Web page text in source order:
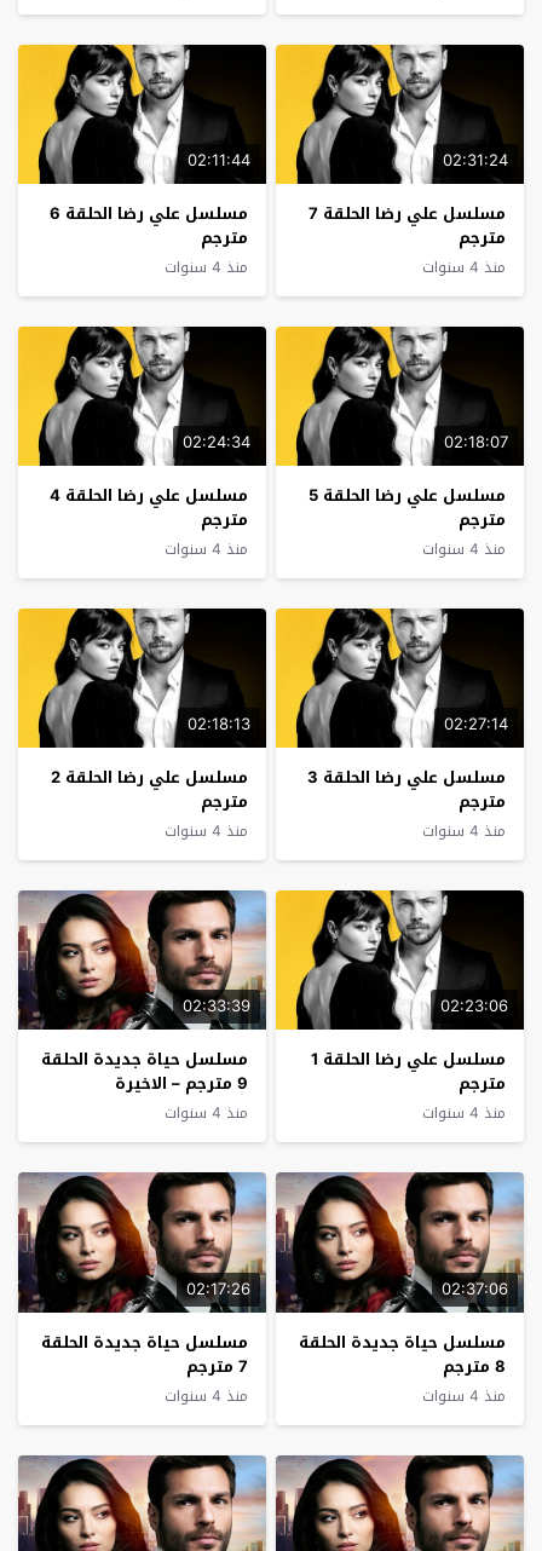
02:31:24
مسلسل علي رضا الحلقة 7
مترجم
منذ 4 سنوات
02:11:44
مسلسل علي رضا الحلقة 6
مترجم
منذ 4 سنوات
02:18:07
مسلسل علي رضا الحلقة 5
مترجم
منذ 4 سنوات
02:24:34
مسلسل علي رضا الحلقة 4
مترجم
منذ 4 سنوات
02:27:14
مسلسل علي رضا الحلقة 3
مترجم
منذ 4 سنوات
02:18:13
مسلسل علي رضا الحلقة 2
مترجم
منذ 4 سنوات
02:23:06
مسلسل علي رضا الحلقة 1
مترجم
منذ 4 سنوات
02:33:39
مسلسل حياة جديدة الحلقة
9 مترجم – الاخيرة
منذ 4 سنوات
02:37:06
مسلسل حياة جديدة الحلقة
8 مترجم
منذ 4 سنوات
02:17:26
مسلسل حياة جديدة الحلقة
7 مترجم
منذ 4 سنوات